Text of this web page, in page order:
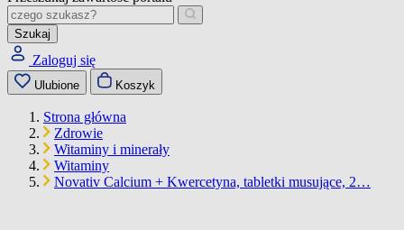
Szukaj
Zaloguj się
Ulubione Koszyk
Strona główna
Zdrowie
Witaminy i minerały
Witaminy
Novativ Calcium + Kwercetyna, tabletki musujące, 2…